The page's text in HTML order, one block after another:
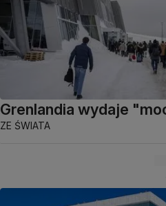
Grenlandia wydaje
ZE ŚWIATA